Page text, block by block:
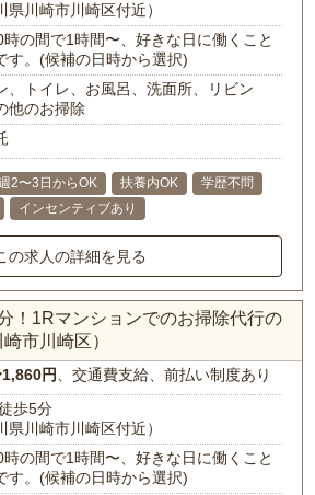
県川崎市川崎区付近）
の間で1時間〜、好きな日に働くこと
す。(候補の日時から選択)
、トイレ、お風呂、洗面所、リビン
他のお掃除
2〜3日からOK 扶養内OK
学歴不問
インセンティブあり
の求人の詳細を見る
！1Rマンションでのお掃除代行の
市川崎区）
円 、交通費支給、前払い制度あり
歩5分
県川崎市川崎区付近）
の間で1時間〜、好きな日に働くこと
す。(候補の日時から選択)